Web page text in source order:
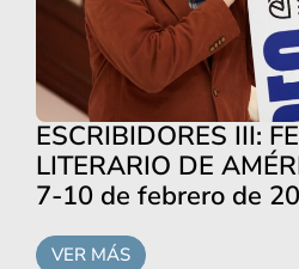
ESCRIBIDORES III:
LITERARIO DE
7-10 de febrero de
VER MÁS